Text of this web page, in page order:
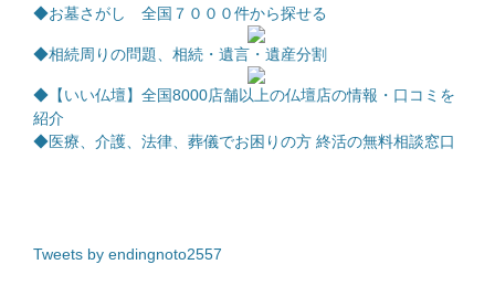
◆お墓さがし 全国７０００件から探せる
◆相続周りの問題、相続・遺言・遺産分割
◆【いい仏壇】全国8000店舗以上の仏壇店の情報・口コミを
紹介
◆医療、介護、法律、葬儀でお困りの方 終活の無料相談窓口
Tweets by endingnoto2557